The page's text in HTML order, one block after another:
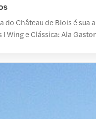
Château de Blois é sua
Wing e Clássica: Ala